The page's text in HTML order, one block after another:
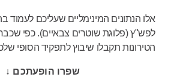
אלו הנתונים המינימליים שעליכם לעמוד
לפש"ץ (פלוגת שוטרים צבאיים). כפי
הטירונות תקבלו שיבוץ לתפקיד הסופי
שפרו הופעתכם ↓